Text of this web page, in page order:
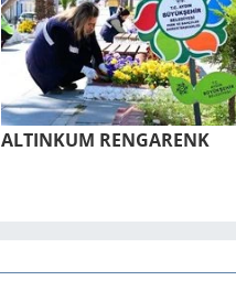
AL­TIN­KUM REN­GA­RENK